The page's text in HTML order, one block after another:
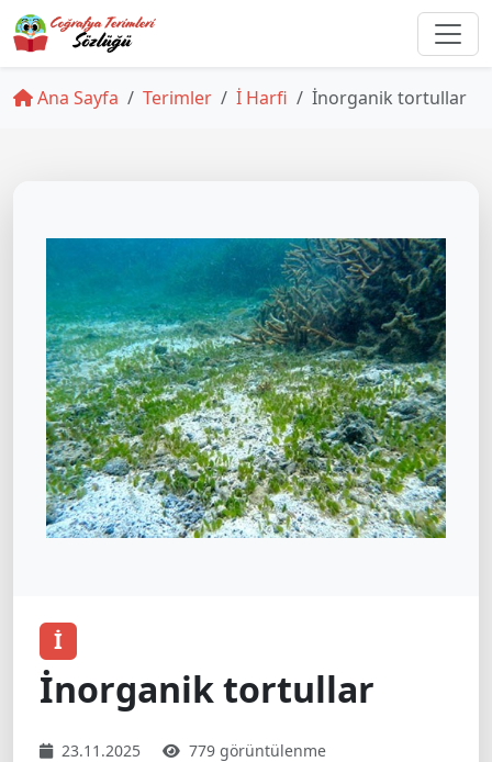
Ana Sayfa Terimler İ Harfi İnorganik tortullar
İ
İnorganik tortullar
23.11.2025 779 görüntülenme